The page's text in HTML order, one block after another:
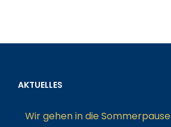
AKTUELLES
Wir gehen in die Sommerpause